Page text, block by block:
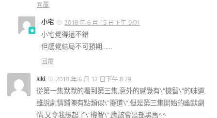
回覆
小宅 2018 年 6 月 15 日下午 9:01
小宅覺得還不錯
但感覺結局不可預期……
回覆
kiki 2018 年 6 月 17 日下午 8:29
從第一集默默的看到第三集,意外的感覺有\”機智\”的味道,
雖說劇情鋪陳有點類似\”隧道\”,但是第三集開始的幽默劇
情,又令我想起了\”機智\”,應該會是部黑馬^^